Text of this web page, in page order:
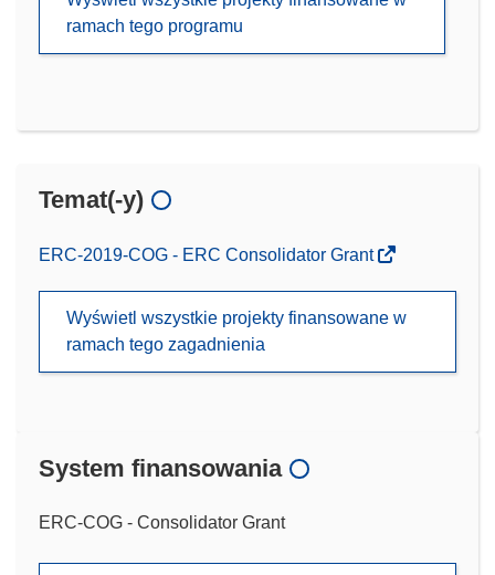
ramach tego programu
Temat(-y)
ERC-2019-COG - ERC Consolidator Grant
Wyświetl wszystkie projekty finansowane w
ramach tego zagadnienia
System finansowania
ERC-COG - Consolidator Grant